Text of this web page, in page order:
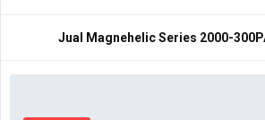
Jual Magnehelic Series 2000-